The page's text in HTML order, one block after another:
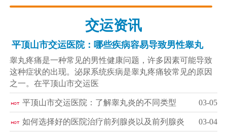
交运资讯
平顶山市交运医院：哪些疾病容易导致男性睾丸
睾丸疼痛是一种常见的男性健康问题，许多因素可能导致
这种症状的出现。泌尿系统疾病是睾丸疼痛较常见的原因
之一。在平顶山市交运医
平顶山市交运医院：了解睾丸炎的不同类型 03-05
如何选择好的医院治疗前列腺炎以及前列腺炎 03-04